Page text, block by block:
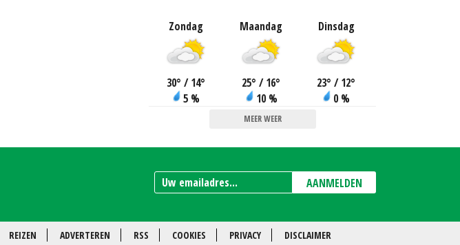
Zondag
30° / 14°
5 %
Maandag
25° / 16°
10 %
Dinsdag
23° / 12°
0 %
MEER WEER
AANMELDEN
REIZEN ADVERTEREN RSS COOKIES PRIVACY DISCLAIMER